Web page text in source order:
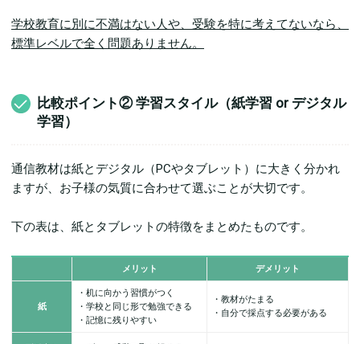
学校教育に別に不満はない人や、受験を特に考えてないなら、
標準レベルで全く問題ありません。
比較ポイント② 学習スタイル（紙学習 or デジタル
学習）
通信教材は紙とデジタル（PCやタブレット）に大きく分かれ
ますが、お子様の気質に合わせて選ぶことが大切です。
下の表は、紙とタブレットの特徴をまとめたものです。
メリット デメリット
紙
・机に向かう習慣がつく
・学校と同じ形で勉強できる
・記憶に残りやすい
・教材がたまる
・自分で採点する必要がある